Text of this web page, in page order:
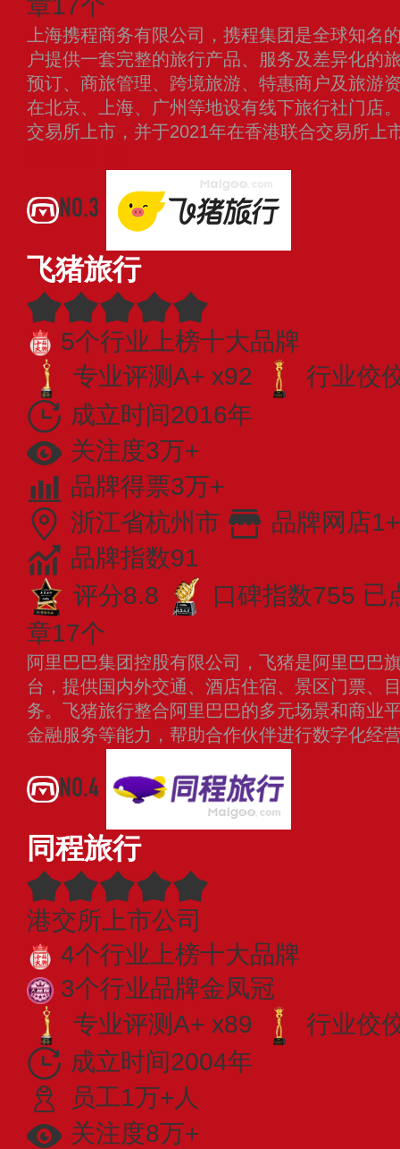
章17个
上海携程商务有限公司，携程集团是全球知名
户提供一套完整的旅行产品、服务及差异化的
预订、商旅管理、跨境旅游、特惠商户及旅游
在北京、上海、广州等地设有线下旅行社门店
交易所上市，并于2021年在香港联合交易所上
NO.3
飞猪旅行
5个行业上榜十大品牌
专业评测A+ x92
行业佼
成立时间2016年
关注度3万+
品牌得票3万+
浙江省杭州市
品牌网店1+
品牌指数91
评分8.8
口碑指数755 已
章17个
阿里巴巴集团控股有限公司，飞猪是阿里巴巴
台，提供国内外交通、酒店住宿、景区门票、
务。飞猪旅行整合阿里巴巴的多元场景和商业
金融服务等能力，帮助合作伙伴进行数字化经
NO.4
同程旅行
港交所上市公司
4个行业上榜十大品牌
3个行业品牌金凤冠
专业评测A+ x89
行业佼
成立时间2004年
员工1万+人
关注度8万+